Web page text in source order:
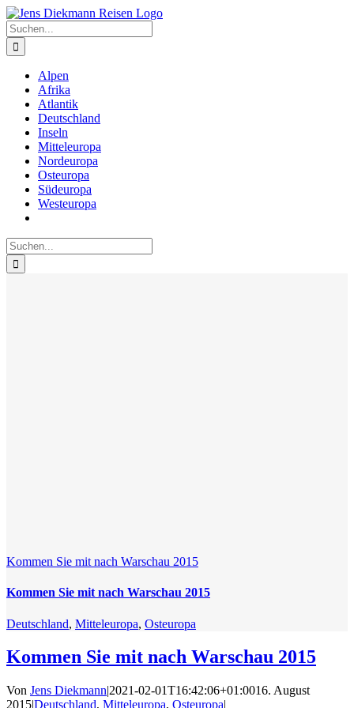
Zum
Inhalt
springen
Suche
nach:
Alpen
Afrika
Atlantik
Deutschland
Inseln
Mitteleuropa
Nordeuropa
Osteuropa
Südeuropa
Westeuropa
Suche
nach:
Kommen Sie mit nach Warschau 2015
Kommen Sie mit nach Warschau 2015
Deutschland, Mitteleuropa, Osteuropa
Kommen Sie mit nach Warschau 2015
Von Jens Diekmann|2021-02-01T16:42:06+01:0016. August
2015|Deutschland, Mitteleuropa, Osteuropa|